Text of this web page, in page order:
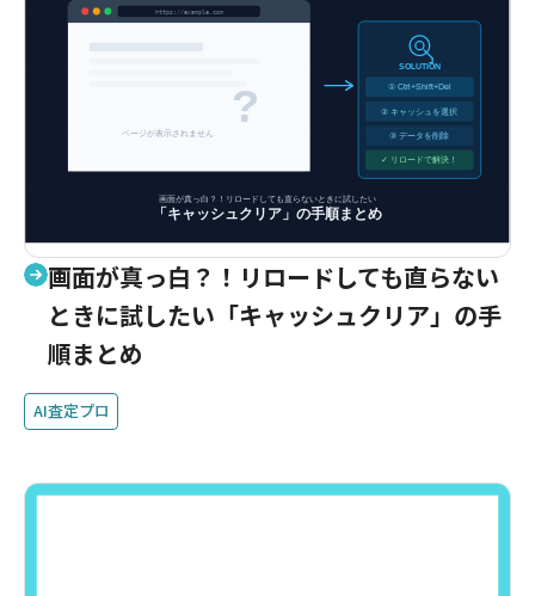
画面が真っ白？！リロードしても直らない
ときに試したい「キャッシュクリア」の手
順まとめ
AI査定プロ